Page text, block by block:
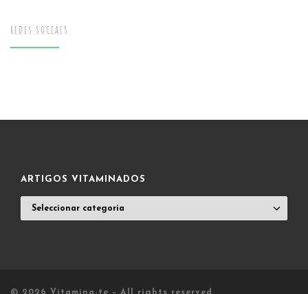
REDES SOCIAIS
ARTIGOS VITAMINADOS
VITAMINADOS